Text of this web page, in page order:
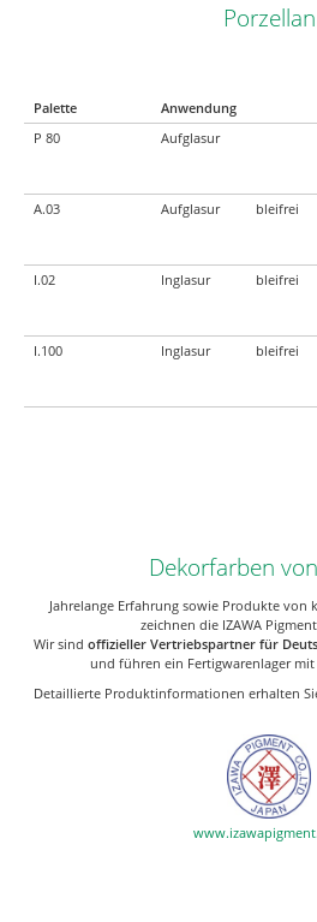
Porzellan
Palette Anwendung
P 80
Aufglasur
A.03 Aufglasur bleifrei
I.02 Inglasur bleifrei
I.100 Inglasur bleifrei
Dekorfarben von
Jahrelange Erfahrung sowie Produkte
zeichnen die IZAWA
Wir sind offizieller Vertriebspartner für
und führen ein Fertigwarenlager
Detaillierte Produktinformationen erhalten